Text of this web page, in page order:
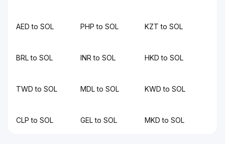
AED to SOL PHP to SOL KZT to SOL
BRL to SOL INR to SOL HKD to SOL
TWD to SOL MDL to SOL KWD to SOL
CLP to SOL GEL to SOL MKD to SOL